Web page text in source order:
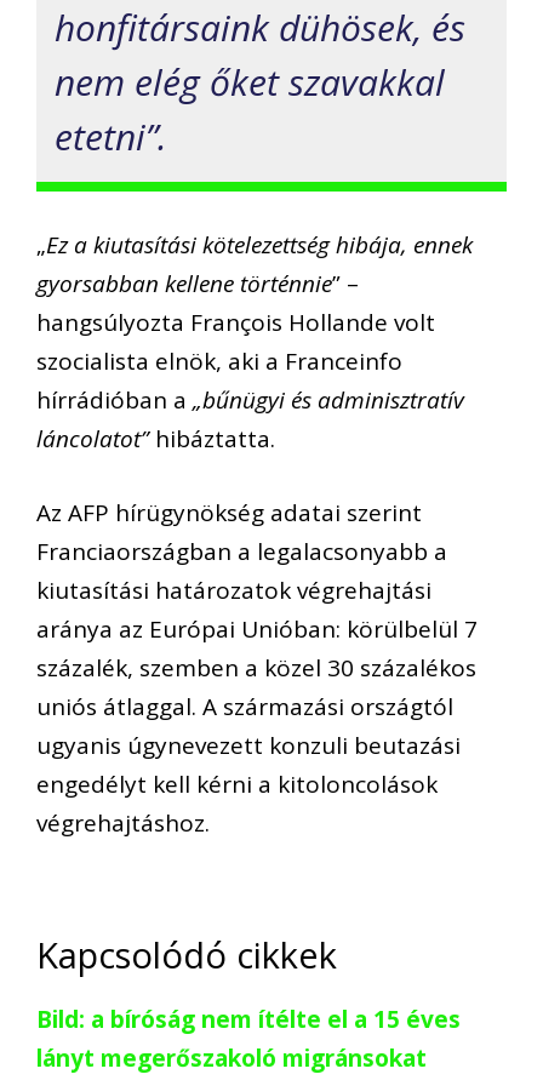
honfitársaink dühösek, és
nem elég őket szavakkal
etetni”.
„Ez a kiutasítási kötelezettség hibája, ennek
gyorsabban kellene történnie” –
hangsúlyozta François Hollande volt
szocialista elnök, aki a Franceinfo
hírrádióban a „bűnügyi és adminisztratív
láncolatot”hibáztatta.
Az AFP hírügynökség adatai szerint
Franciaországban a legalacsonyabb a
kiutasítási határozatok végrehajtási
aránya az Európai Unióban: körülbelül 7
százalék, szemben a közel 30 százalékos
uniós átlaggal. A származási országtól
ugyanis úgynevezett konzuli beutazási
engedélyt kell kérni a kitoloncolások
végrehajtáshoz.
Kapcsolódó cikkek
Bild: a bíróság nem ítélte el a 15 éves
lányt megerőszakoló migránsokat